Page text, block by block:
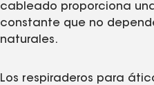
cableado proporciona
constante que no
naturales.
Los respiraderos para